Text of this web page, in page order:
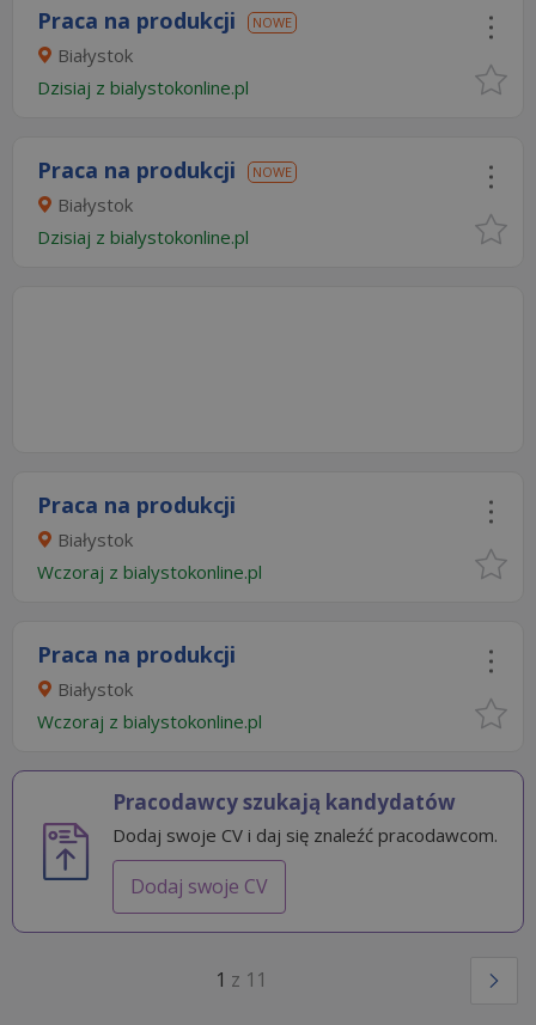
Praca na produkcji NOWE
Białystok
Dzisiaj z bialystokonline.pl
Praca na produkcji NOWE
Białystok
Dzisiaj z bialystokonline.pl
Praca na produkcji
Białystok
Wczoraj z bialystokonline.pl
Praca na produkcji
Białystok
Wczoraj z bialystokonline.pl
Pracodawcy szukają kandydatów
Dodaj swoje CV i daj się znaleźć pracodawcom.
Dodaj swoje CV
1 z 11